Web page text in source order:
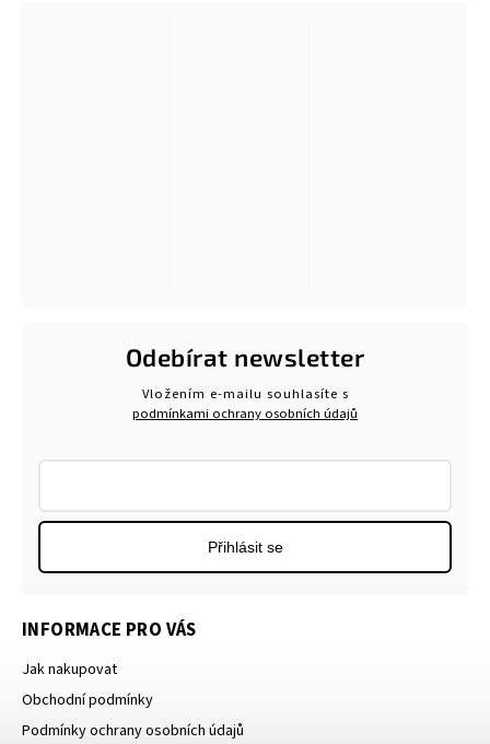
INFORMACE PRO VÁS
Jak nakupovat
Obchodní podmínky
Podmínky ochrany osobních údajů
Odebírat newsletter
Vložením e-mailu souhlasíte s
podmínkami ochrany osobních údajů
Přihlásit se